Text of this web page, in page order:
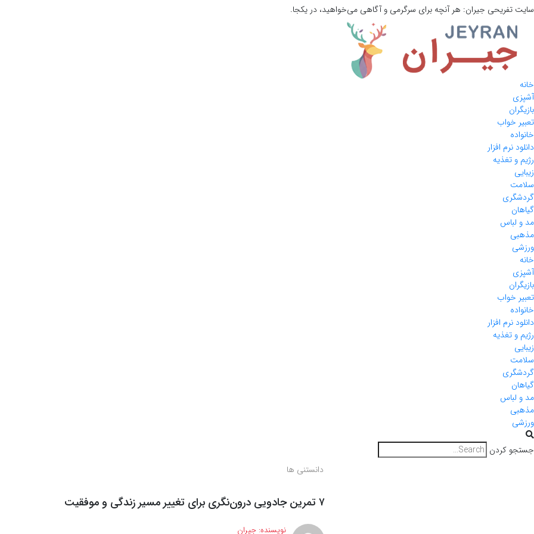
سایت تفریحی جیران: هر آنچه برای سرگرمی و آگاهی می‌خواهید، در یکجا.
خانه
آشپزی
بازیگران
تعبیر خواب
خانواده
دانلود نرم افزار
رژیم و تغذیه
زیبایی
سلامت
گردشگری
گیاهان
مد و لباس
مذهبی
ورزشی
خانه
آشپزی
بازیگران
تعبیر خواب
خانواده
دانلود نرم افزار
رژیم و تغذیه
زیبایی
سلامت
گردشگری
گیاهان
مد و لباس
مذهبی
ورزشی
جستجو کردن
دانستنی ها
۷ تمرین جادویی درون‌نگری برای تغییر مسیر زندگی و موفقیت
نویسنده: جیران